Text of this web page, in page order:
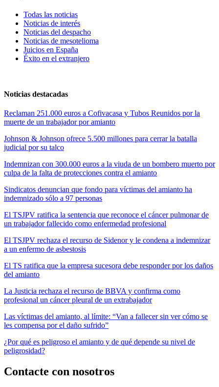
Todas las noticias
Noticias de interés
Noticias del despacho
Noticias de mesotelioma
Juicios en España
Éxito en el extranjero
Noticias destacadas
Reclaman 251.000 euros a Cofivacasa y Tubos Reunidos por la
muerte de un trabajador por amianto
Johnson & Johnson ofrece 5.500 millones para cerrar la batalla
judicial por su talco
Indemnizan con 300.000 euros a la viuda de un bombero muerto por
culpa de la falta de protecciones contra el amianto
Sindicatos denuncian que fondo para víctimas del amianto ha
indemnizado sólo a 97 personas
El TSJPV ratifica la sentencia que reconoce el cáncer pulmonar de
un trabajador fallecido como enfermedad profesional
El TSJPV rechaza el recurso de Sidenor y le condena a indemnizar
a un enfermo de asbestosis
El TS ratifica que la empresa sucesora debe responder por los daños
del amianto
La Justicia rechaza el recurso de BBVA y confirma como
profesional un cáncer pleural de un extrabajador
Las víctimas del amianto, al límite: “Van a fallecer sin ver cómo se
les compensa por el daño sufrido”
¿Por qué es peligroso el amianto y de qué depende su nivel de
peligrosidad?
Contacte con nosotros